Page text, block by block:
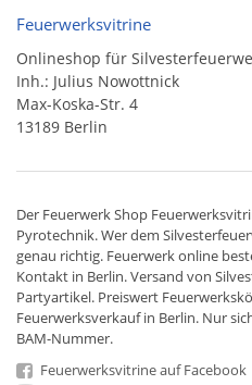
Feuerwerksvitrine
Onlineshop für
Inh.: Julius Nowottnick
Max-Koska-Str. 4
13189 Berlin
Der Feuerwerk Shop
Pyrotechnik. Wer dem
genau richtig. Feuerwerk online
Kontakt in Berlin. Versand von
Partyartikel. Preiswert
Feuerwerksverkauf in Berlin. Nur
BAM-Nummer.
Feuerwerksvitrine auf Facebook